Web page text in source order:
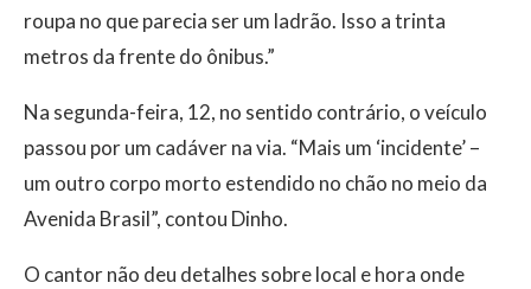
roupa no que parecia ser um ladrão. Isso a trinta
metros da frente do ônibus.”
Na segunda-feira, 12, no sentido contrário, o veículo
passou por um cadáver na via. “Mais um ‘incidente’ –
um outro corpo morto estendido no chão no meio da
Avenida Brasil”, contou Dinho.
O cantor não deu detalhes sobre local e hora onde